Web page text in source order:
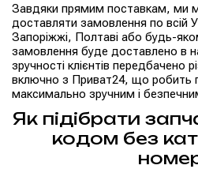
Завдяки прямим поставкам, ми
доставляти замовлення по всій
Запоріжжі, Полтаві або будь-
замовлення буде доставлено в
зручності клієнтів передбачено
включно з Приват24, що робить
максимально зручним і
Як підібрати
кодом без